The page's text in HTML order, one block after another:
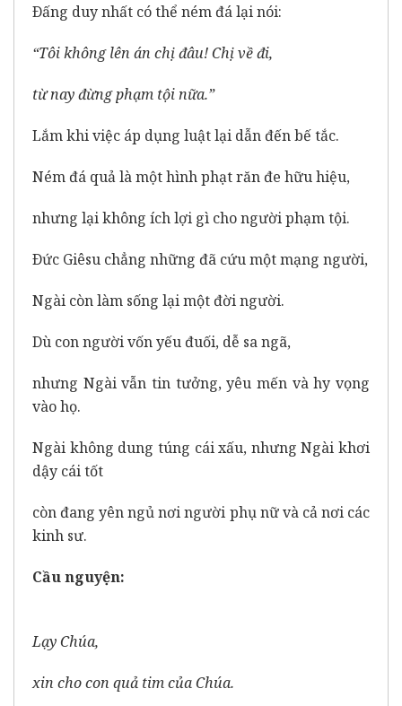
Ðấng duy nhất có thể ném đá lại nói:
“Tôi không lên án chị đâu! Chị về đi,
từ nay đừng phạm tội nữa.”
Lắm khi việc áp dụng luật lại dẫn đến bế tắc.
Ném đá quả là một hình phạt răn đe hữu hiệu,
nhưng lại không ích lợi gì cho người phạm tội.
Ðức Giêsu chẳng những đã cứu một mạng người,
Ngài còn làm sống lại một đời người.
Dù con người vốn yếu đuối, dễ sa ngã,
nhưng Ngài vẫn tin tưởng, yêu mến và hy vọng
vào họ.
Ngài không dung túng cái xấu, nhưng Ngài khơi
dậy cái tốt
còn đang yên ngủ nơi người phụ nữ và cả nơi các
kinh sư.
Cầu nguyện:
Lạy Chúa,
xin cho con quả tim của Chúa.